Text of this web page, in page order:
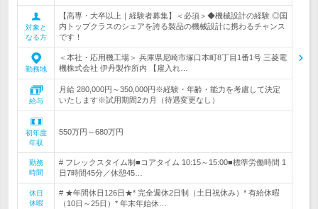
対象と
なる方
【高専・大卒以上｜経験者募集】＜必須＞◆機械設計の経験 ◎国
内トップクラスのシェアを誇る製品の機械設計に携わるチャンス
です！
勤務地
＜本社・応用機工場＞ 兵庫県尼崎市塚口本町8丁目1番1号 三菱電
機株式会社 伊丹製作所内 【雇入れ…
給与
月給 280,000円～350,000円※経験・年齢・能力を考慮して決定
いたします※試用期間2カ月（待遇変更なし）
初年度
年収
550万円～680万円
勤務
時間
# フレックスタイム制■コアタイム 10:15～15:00■標準労働時間 1
日7時間45分／休憩45…
休日
休暇
# ★年間休日126日★* 完全週休2日制（土日祝休み）* 有給休暇
（10日～25日）* 年末年始休…